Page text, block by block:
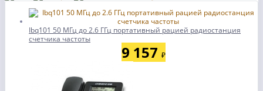
Ibq101 50 МГц до 2.6 ГГц портативный рацией радиостанция
счетчика частоты
9 157 ₽